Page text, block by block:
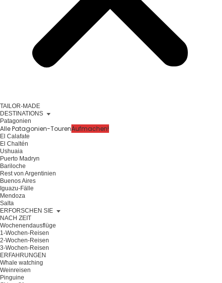
TAILOR-MADE
DESTINATIONS
Patagonien
Alle Patagonien-TourenAufmachen!
El Calafate
El Chaltén
Ushuaia
Puerto Madryn
Bariloche
Rest von Argentinien
Buenos Aires
Iguazu-Fälle
Mendoza
Salta
ERFORSCHEN SIE
NACH ZEIT
Wochenendausflüge
1-Wochen-Reisen
2-Wochen-Reisen
3-Wochen-Reisen
ERFAHRUNGEN
Whale watching
Weinreisen
Pinguine